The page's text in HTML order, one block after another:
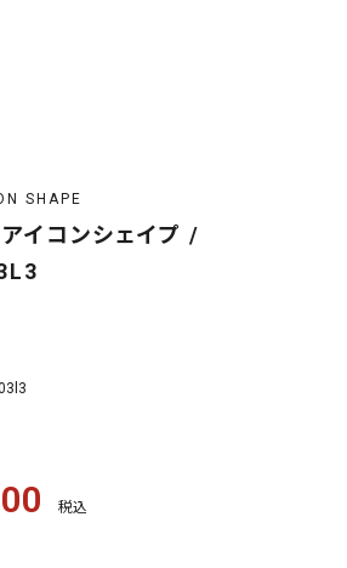
SHAPE
イコンシェイプ /
税込